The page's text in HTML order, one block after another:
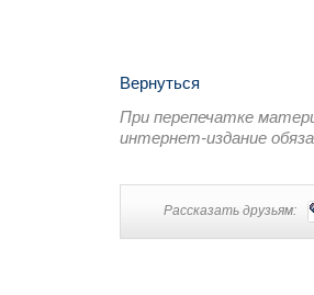
Вернуться
При перепечатке
интернет-издание
Рассказать друзьям: